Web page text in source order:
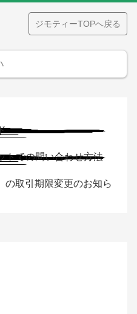
ジモティーTOPへ戻る
トでの問い合わせ方法
の取引期限変更のお知ら
装った不審なウェブサイ